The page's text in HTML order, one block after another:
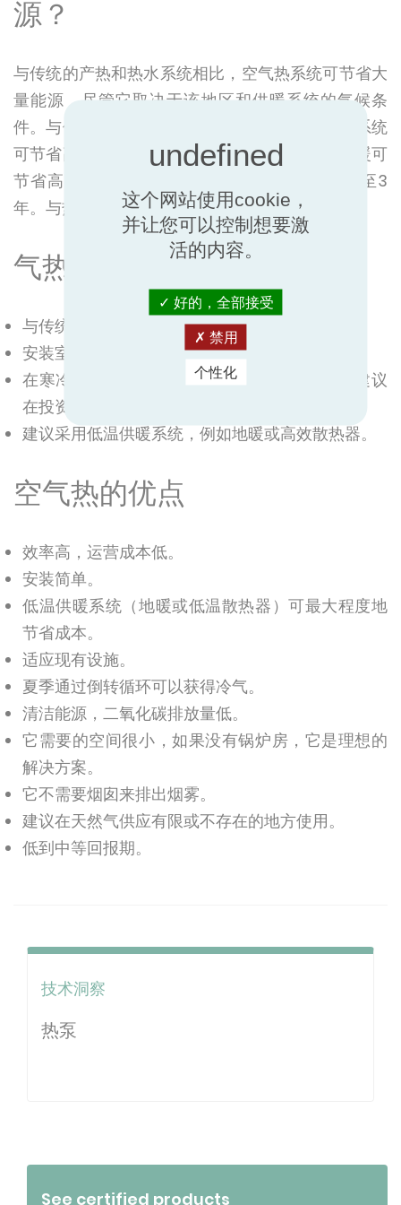
源？
与传统的产热和热水系统相比，空气热系统可节省大
量能源，尽管它取决于该地区和供暖系统的气候条
件。与使用柴油的传统锅炉系统相比，使用地暖系统
可节省高达 50% 至 55% 的费用，使用散热器供暖可
节省高达 15% 至 20% 的费用。摊销年限为2年至3
年。与热太阳能结合可以取得优异的结果。
气热的要求
与传统系统相比，初始投资较高。
安装室外机（影响美观并产生噪音）。
在寒冷的气候地区，季节性表现会降低，因此建议
在投资前进行彻底的经济分析。
建议采用低温供暖系统，例如地暖或高效散热器。
空气热的优点
效率高，运营成本低。
安装简单。
低温供暖系统（地暖或低温散热器）可最大程度地
节省成本。
适应现有设施。
夏季通过倒转循环可以获得冷气。
清洁能源，二氧化碳排放量低。
它需要的空间很小，如果没有锅炉房，它是理想的
解决方案。
它不需要烟囱来排出烟雾。
建议在天然气供应有限或不存在的地方使用。
低到中等回报期。
技术洞察
热泵
See certified products
这个网站使用cookie，
并让您可以控制想要激
活的内容。
好的，全部接受
禁用
个性化